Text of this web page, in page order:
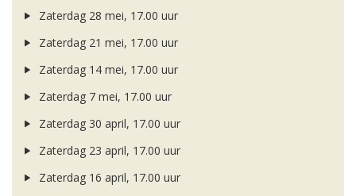
Zaterdag 28 mei, 17.00 uur
Zaterdag 21 mei, 17.00 uur
Zaterdag 14 mei, 17.00 uur
Zaterdag 7 mei, 17.00 uur
Zaterdag 30 april, 17.00 uur
Zaterdag 23 april, 17.00 uur
Zaterdag 16 april, 17.00 uur